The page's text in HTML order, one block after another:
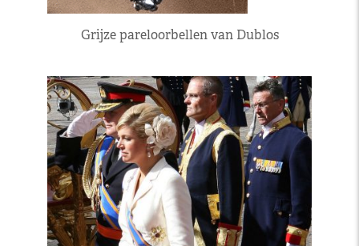
Grijze pareloorbellen van Dublos